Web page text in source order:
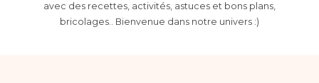
avec des recettes, activités, astuces et bons plans,
bricolages.. Bienvenue dans notre univers :)